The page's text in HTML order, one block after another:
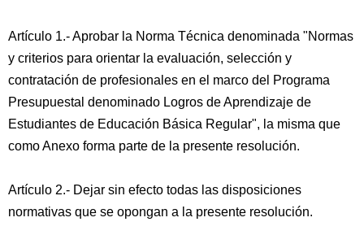
Artículo 1.- Aprobar la Norma Técnica denominada "Normas
y criterios para orientar la evaluación, selección y
contratación de profesionales en el marco del Programa
Presupuestal denominado Logros de Aprendizaje de
Estudiantes de Educación Básica Regular", la misma que
como Anexo forma parte de la presente resolución.
Artículo 2.- Dejar sin efecto todas las disposiciones
normativas que se opongan a la presente resolución.